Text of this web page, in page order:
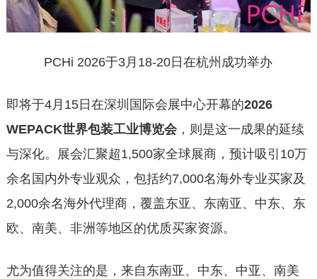
PCHi 2026于3月18-20日在杭州成功举办
即将于4月15日在深圳国际会展中心开幕的2026
WEPACK世界包装工业博览会，则是这一成果的延续
与深化。展会汇聚超1,500家全球展商，预计吸引10万
余名国内外专业观众，包括约7,000名海外专业买家及
2,000余名海外代理商，覆盖东亚、东南亚、中东、东
欧、南美、非洲等地区的优质买家资源。
尤为值得关注的是，来自东南亚、中东、中亚、南美